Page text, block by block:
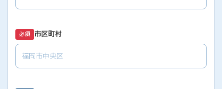
必須 市区町村